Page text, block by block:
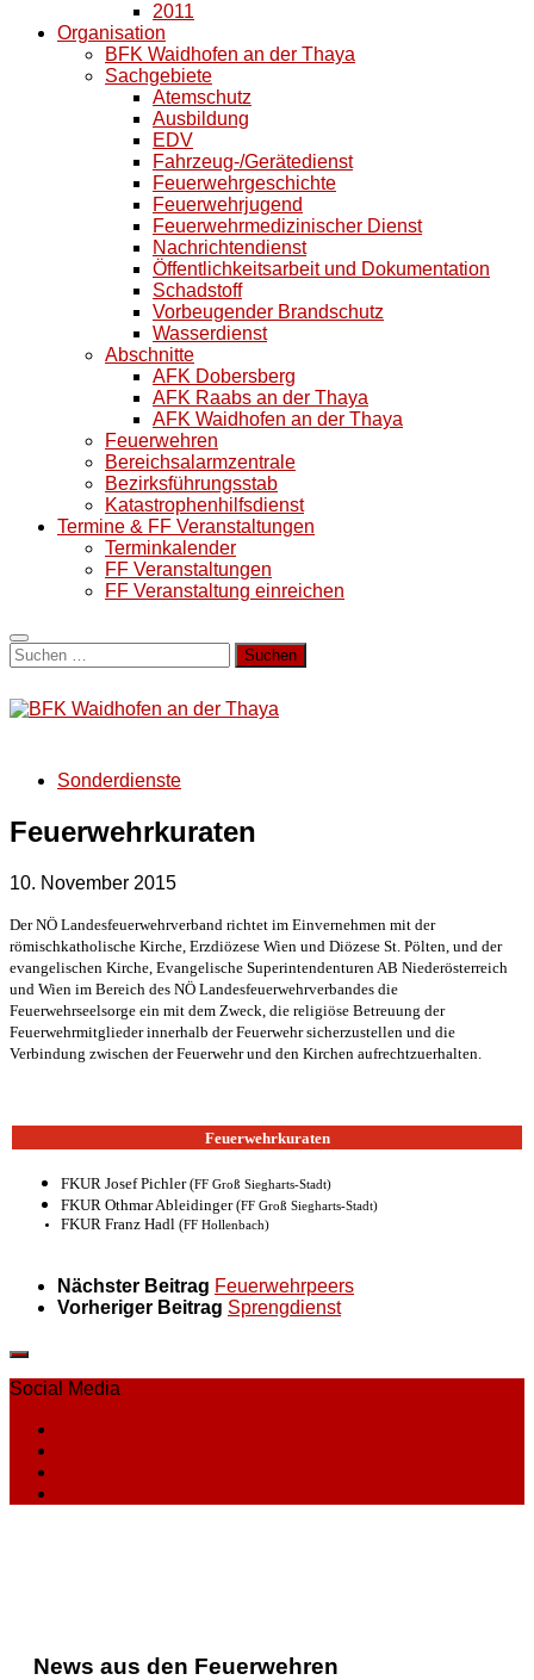
2011
Organisation
BFK Waidhofen an der Thaya
Sachgebiete
Atemschutz
Ausbildung
EDV
Fahrzeug-/Gerätedienst
Feuerwehrgeschichte
Feuerwehrjugend
Feuerwehrmedizinischer Dienst
Nachrichtendienst
Öffentlichkeitsarbeit und Dokumentation
Schadstoff
Vorbeugender Brandschutz
Wasserdienst
Abschnitte
AFK Dobersberg
AFK Raabs an der Thaya
AFK Waidhofen an der Thaya
Feuerwehren
Bereichsalarmzentrale
Bezirksführungsstab
Katastrophenhilfsdienst
Termine & FF Veranstaltungen
Terminkalender
FF Veranstaltungen
FF Veranstaltung einreichen
Suchen
nach:
Sonderdienste
Feuerwehrkuraten
10. November 2015
Der NÖ Landesfeuerwehrverband richtet im Einvernehmen mit der
römischkatholische Kirche, Erzdiözese Wien und Diözese St. Pölten, und der
evangelischen Kirche, Evangelische Superintendenturen AB Niederösterreich
und Wien im Bereich des NÖ Landesfeuerwehrverbandes die
Feuerwehrseelsorge ein mit dem Zweck, die religiöse Betreuung der
Feuerwehrmitglieder innerhalb der Feuerwehr sicherzustellen und die
Verbindung zwischen der Feuerwehr und den Kirchen aufrechtzuerhalten.
Feuerwehrkuraten
FKUR Josef Pichler(FF Groß Siegharts-Stadt)
FKUR Othmar Ableidinger(FF Groß Siegharts-Stadt)
FKUR Franz Hadl (FF Hollenbach)
Nächster Beitrag Feuerwehrpeers
Vorheriger Beitrag Sprengdienst
Social Media
News aus den Feuerwehren